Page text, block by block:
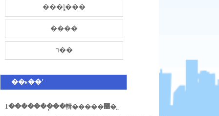
���ȴ���
����
ר��
��ϵ��ʽ
1�������ֽ��輯�����޹�˾